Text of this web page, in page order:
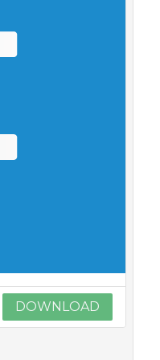
DOWNLOAD